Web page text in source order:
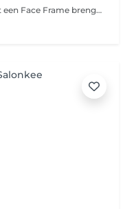
Geef je haar die instant glow-up! Met een Face Frame brengen we lichtere plukjes rondom je gezicht aan voor een frisse, stralende look alsof je net terugkomt van een zonnige vakantie. Perfect als snelle opfrisser tussen je kleurafspraken of om je coupe net dat beetje extra te geven. Subtiel, fris en altijd flatterend. inclusief single Redken toner, Olaplex herstelbehandeling , Red Carpet)